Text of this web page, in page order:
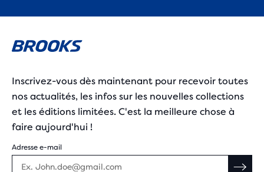
Inscrivez-vous dès maintenant pour recevoir toutes
nos actualités, les infos sur les nouvelles collections
et les éditions limitées. C'est la meilleure chose à
faire aujourd'hui !
Adresse e-mail